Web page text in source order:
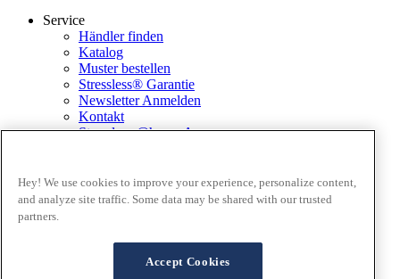
Service
Händler finden
Katalog
Muster bestellen
Stressless® Garantie
Newsletter Anmelden
Kontakt
Stressless @home App
Ekornes Media Portal
Geschäftsbedingungen
Cookies
FAQ Lieferung and Rücksendungen
Hey! We use cookies to improve your experience, personalize content,
and analyze site traffic. Some data may be shared with our trusted
partners.
Accept Cookies